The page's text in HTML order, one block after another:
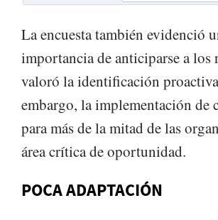
La encuesta también evidenció
importancia de anticiparse a los
valoró la identificación
embargo, la implementación de
para más de la mitad de las
área crítica de oportunidad.
POCA ADAPTACIÓN